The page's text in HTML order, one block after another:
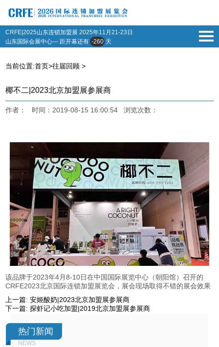
CRFE|2025山东连锁加盟展2025年11月21-23日
山东国际会展中心— 距开幕还有 -260 天
当前位置:首页>往届回顾 >
椰不二|2023北京加盟展参展商
作者： 时间：2019-08-15 16:00:54 浏览次数：
该品牌于2023年4月8-10日在中国国际展览中心（朝阳馆）召开的
CRFE2023北京国际连锁加盟展览会，展会现场取得不错的展会效果
上一篇:安姬酸奶|2023北京加盟展参展商
下一篇:探虾记小吃加盟|2019北京加盟展参展商
热门新闻
NEWS